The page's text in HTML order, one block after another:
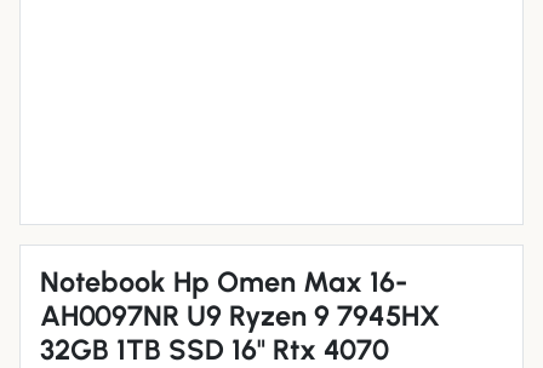
Notebook Hp Omen Max 16-
AH0097NR U9 Ryzen 9 7945HX
32GB 1TB SSD 16" Rtx 4070